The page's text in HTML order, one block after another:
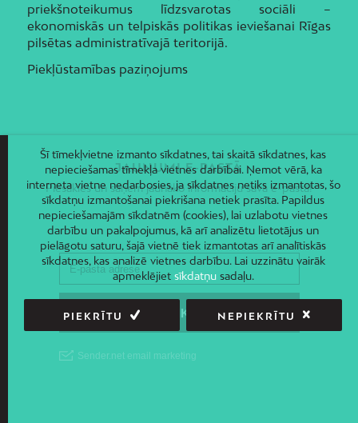
priekšnoteikumus līdzsvarotas sociāli –
ekonomiskās un telpiskās politikas ieviešanai Rīgas
pilsētas administratīvajā teritorijā.
Piekļūstamības paziņojums
JAUNUMI E-PASTĀ
Piesakies un saņem jaunāko informāciju savā e-pastā!
Šī tīmekļvietne izmanto sīkdatnes, tai skaitā sīkdatnes, kas
nepieciešamas tīmekļa vietnes darbībai. Ņemot vērā, ka
interneta vietne nedarbosies, ja sīkdatnes netiks izmantotas, šo
sīkdatņu izmantošanai piekrišana netiek prasīta. Papildus
nepieciešamajām sīkdatnēm (cookies), lai uzlabotu vietnes
darbību un pakalpojumus, kā arī analizētu lietotājus un
pielāgotu saturu, šajā vietnē tiek izmantotas arī analītiskās
sīkdatnes, kas analizē vietnes darbību. Lai uzzinātu vairāk
apmeklējiet sīkdatņusadaļu.
PIEKRĪTU NEPIEKRĪTU